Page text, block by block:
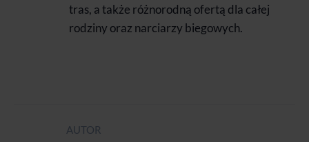
tras, a także różnorodną ofertą dla całej
rodziny oraz narciarzy biegowych.
AUTOR